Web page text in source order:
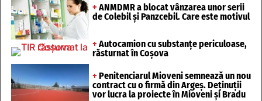
+ ANMDMR a blocat vânzarea unor serii
de Colebil și Panzcebil. Care este motivul
+ Autocamion cu substanțe periculoase,
răsturnat în Coșova
+ Penitenciarul Mioveni semnează un nou
contract cu o firmă din Argeș. Deținuții
vor lucra la proiecte în Mioveni și Bradu